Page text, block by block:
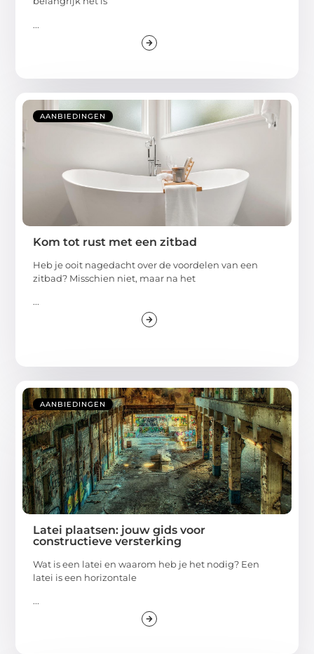
...
AANBIEDINGEN
Kom tot rust met een zitbad
Heb je ooit nagedacht over de voordelen van een
zitbad? Misschien niet, maar na het
...
AANBIEDINGEN
Latei plaatsen: jouw gids voor
constructieve versterking
Wat is een latei en waarom heb je het nodig? Een
latei is een horizontale
...